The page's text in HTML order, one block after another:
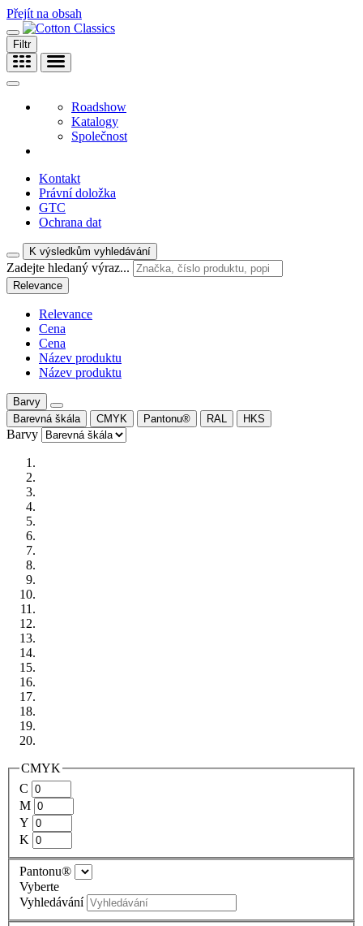
Přejít na obsah
Filtr
Roadshow
Katalogy
Společnost
Kontakt
Právní doložka
GTC
Ochrana dat
K výsledkům vyhledávání
Zadejte hledaný výraz...
Relevance
Relevance
Cena
Cena
Název produktu
Název produktu
Barvy
Barevná škála
CMYK Pantonu® RAL HKS
Barvy
CMYK
C
M
Y
K
Pantonu®
Vyberte
Vyhledávání